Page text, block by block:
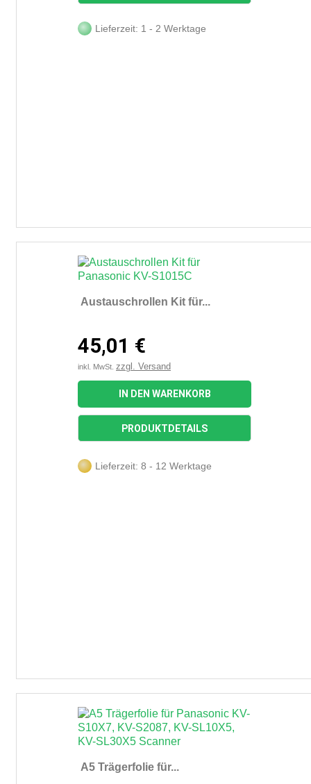
Lieferzeit: 1 - 2 Werktage
Austauschrollen Kit für...
45,01 €
inkl. MwSt. zzgl. Versand
IN DEN WARENKORB
PRODUKTDETAILS
Lieferzeit: 8 - 12 Werktage
A5 Trägerfolie für...